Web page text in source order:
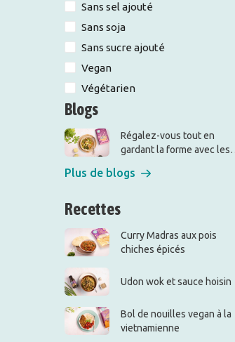
Sans sel ajouté
Sans soja
Sans sucre ajouté
Vegan
Végétarien
Blogs
Régalez-vous tout en
gardant la forme avec les
Plus de blogs
Recettes
Curry Madras aux pois
chiches épicés
Udon wok et sauce hoisin
Bol de nouilles vegan à la
vietnamienne